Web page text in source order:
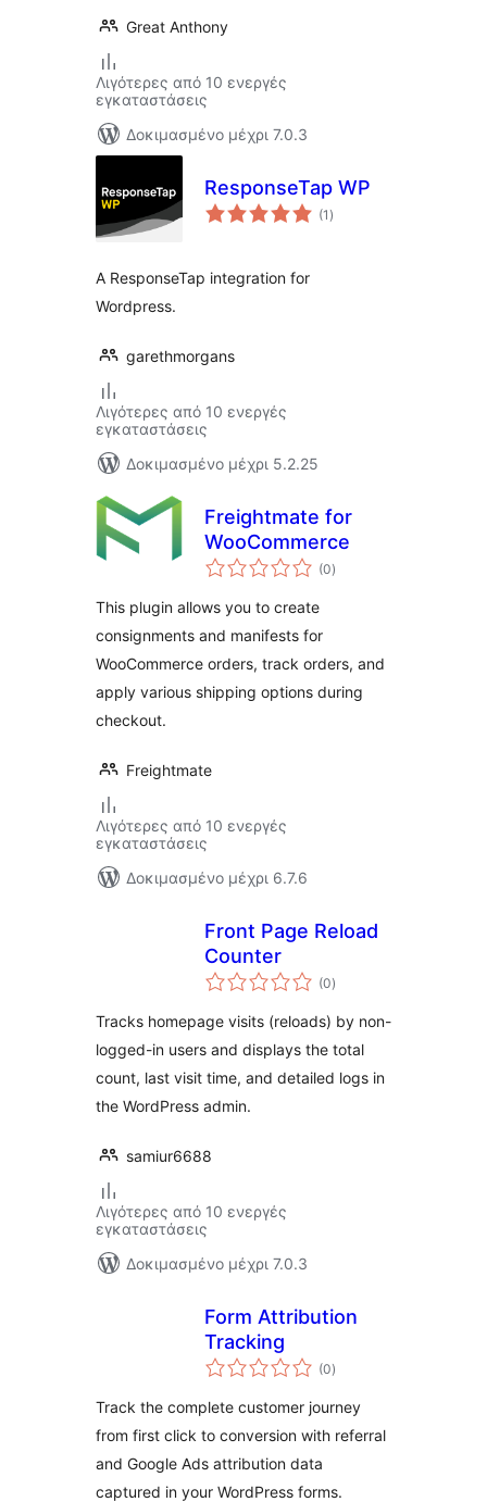
Great Anthony
Λιγότερες από 10 ενεργές
εγκαταστάσεις
Δοκιμασμένο μέχρι 7.0.3
ResponseTap WP
(1 αξιολογήσεις
σύνολο
)
A ResponseTap integration for
Wordpress.
garethmorgans
Λιγότερες από 10 ενεργές
εγκαταστάσεις
Δοκιμασμένο μέχρι 5.2.25
Freightmate for
WooCommerce
(0αξιολογήσεις
σύνολο
)
This plugin allows you to create
consignments and manifests for
WooCommerce orders, track orders, and
apply various shipping options during
checkout.
Freightmate
Λιγότερες από 10 ενεργές
εγκαταστάσεις
Δοκιμασμένο μέχρι 6.7.6
Front Page Reload
Counter
(0αξιολογήσεις
σύνολο
)
Tracks homepage visits (reloads) by non-
logged-in users and displays the total
count, last visit time, and detailed logs in
the WordPress admin.
samiur6688
Λιγότερες από 10 ενεργές
εγκαταστάσεις
Δοκιμασμένο μέχρι 7.0.3
Form Attribution
Tracking
(0αξιολογήσεις
σύνολο
)
Track the complete customer journey
from first click to conversion with referral
and Google Ads attribution data
captured in your WordPress forms.